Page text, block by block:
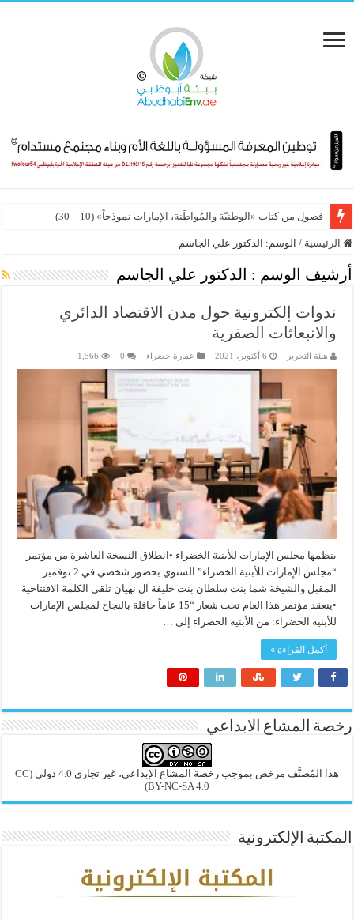
فصول من كتاب «الوطنيّة والمُواطَنة، الإمارات نموذجاً» (10 – 30)
الشبكة الإقليمية للمسؤولية الاجتماعية تطلق السوق العالمي الإلكتروني
الرئيسية / الوسم: الدكتور علي الجاسم
أرشيف الوسم : الدكتور علي الجاسم
ندوات إلكترونية حول مدن الاقتصاد الدائري
والانبعاثات الصفرية
هيئة التحرير 6 أكتوبر، 2021 عمارة خضراء 0
1,566
ينظمها مجلس الإمارات للأبنية الخضراء •انطلاق النسخة العاشرة من مؤتمر
“مجلس الإمارات للأبنية الخضراء” السنوي بحضور شخصي في 2 نوفمبر
المقبل والشيخة شما بنت سلطان بنت خليفة آل نهيان تلقي الكلمة الافتتاحية
•ينعقد مؤتمر هذا العام تحت شعار “15 عاماً حافلة بالنجاح لمجلس الإمارات
للأبنية الخضراء: من الأبنية الخضراء إلى …
أكمل القراءة »
رخصة المشاع الابداعي
هذا المُصنَّف مرخص بموجب رخصة المشاع الإبداعي، غير تجاري 4.0 دولي
(CC
BY-NC-SA 4.0)
المكتبة الإلكترونية